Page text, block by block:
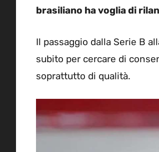
brasiliano ha voglia di
Il passaggio dalla Serie B
subito per cercare di
soprattutto di qualità.